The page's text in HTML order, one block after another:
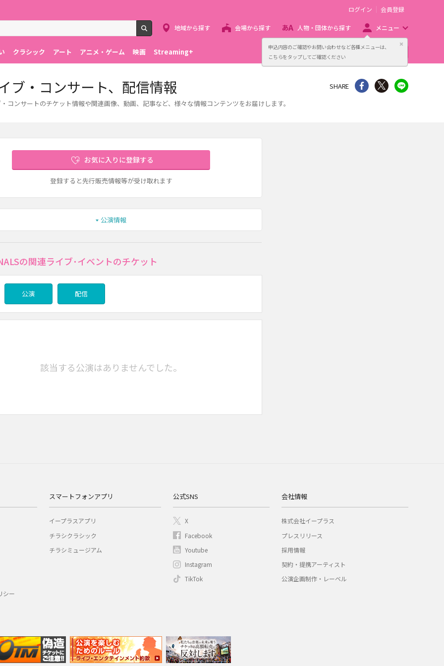
申込内容のご確認やお問い合わせなど各種メニューは、
こちらをタップしてご確認ください
閉じる
検索
ログイン 会員登録
地域から探す 会場から探す 人物・団体から探す メニュー
クラシック アート アニメ・ゲーム 映画 Streaming+ 主催者向け販売サービス
ブ・コンサート、配信情報
コンサートのチケット情報や関連画像、動画、記事など、様々な情報コンテンツをお届けします。
SHARE シェア Twitter
お気に入りに登録する
登録すると先行販売情報等が受け取れます
公演情報
の関連ライブ･イベントのチケット
公演 配信
該当する公演はありませんでした。
シー
スマートフォンアプリ
イープラスアプリ
チラシクラシック
チラシミュージアム
公式SNS
X
Facebook
Youtube
Instagram
TikTok
会社情報
株式会社イープラス
プレスリリース
採用情報
契約・提携アーティスト
公演企画制作・レーベル